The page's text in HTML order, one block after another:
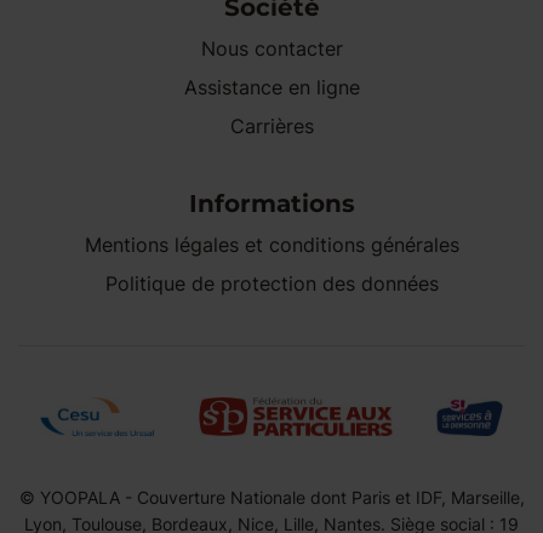
Société
Nous contacter
Assistance en ligne
Carrières
Informations
Mentions légales et conditions générales
Politique de protection des données
© YOOPALA - Couverture Nationale dont Paris et IDF, Marseille,
Lyon, Toulouse, Bordeaux, Nice, Lille, Nantes. Siège social : 19